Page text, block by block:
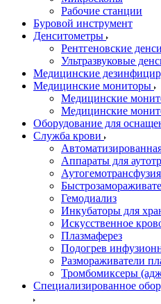
Рабочие станции
Буровой инструмент
Денситометры
Рентгеновские
Ультразвуковые
Медицинские
Медицинские мониторы
Медицинские
Медицинские
Оборудование для
Служба крови
Аппараты для
Аутогемотрансфузия
Гемодиализ
Инкубаторы для
Искусственное
Плазмаферез
Подогрев
Размораживатели
Тромбомиксеры
Специализированное